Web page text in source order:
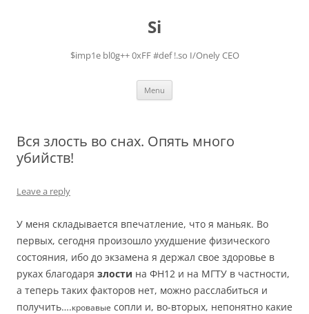
Si
$imp1e bl0g++ 0xFF #def !.so I/Onely CEO
Menu
Вся злость во снах. Опять много
убийств!
Leave a reply
У меня складывается впечатление, что я маньяк. Во
первых, сегодня произошло ухудшение физического
состояния, ибо до экзамена я держал свое здоровье в
руках благодаря злости на ФН12 и на МГТУ в частности,
а теперь таких факторов нет, можно расслабиться и
получить….кровавые сопли и, во-вторых, непонятно какие